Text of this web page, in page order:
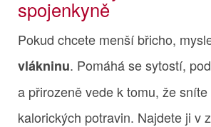
spojenkyně
Pokud chcete menší břicho,
vlákninu. Pomáhá se sytostí,
a přirozeně vede k tomu, že
kalorických potravin. Najdete ji v